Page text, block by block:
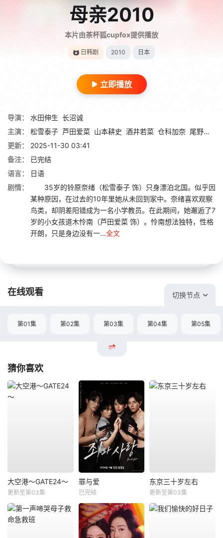
母亲2010
本片由茶杯狐cupfox提供播放
日韩剧 2010 日本
立即播放
导演： 水田伸生 长沼诚
主演：
松雪泰子 芦田爱菜 山本耕史 酒井若菜 仓科加奈 尾野真千子
更新：
2025-11-30 03:41
备注：
已完结
语言：
日语
剧情：
35岁的铃原奈绪（松雪泰子 饰）只身漂泊北国。似乎因
某种原因，在过去的10年里她从未回到家中。奈绪喜欢观察
鸟类，却阴差阳错成为一名小学教员。在此期间，她邂逅了7
岁的小女孩道木怜南（芦田爱菜 饰）。怜南想法独特，性格
开朗，只是身边没有一...全文
在线观看 切换节点
第01集 第02集 第03集 第04集 第05集
猜你喜欢
大空港～GATE24～
更新至第03集
罪与爱
已完结
东京三十岁左右
更新至第03集